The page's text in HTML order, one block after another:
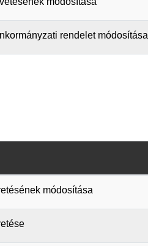
rendelet módosítása
módosítása